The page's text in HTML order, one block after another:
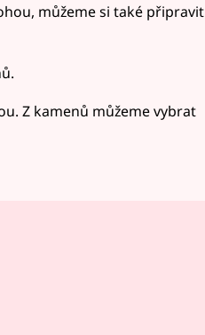
můžeme si také připravit
Z kamenů můžeme vybrat